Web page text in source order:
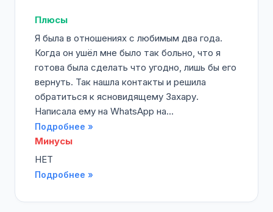
Плюсы
Я была в отношениях с любимым два года.
Когда он ушёл мне было так больно, что я
готова была сделать что угодно, лишь бы его
вернуть. Так нашла контакты и решила
обратиться к ясновидящему Захару.
Написала ему на WhatsApp на...
Подробнее »
Минусы
НЕТ
Подробнее »